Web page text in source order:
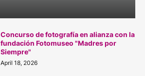
Concurso de fotografía en alianza con la
fundación Fotomuseo "Madres por
Siempre"
April 18, 2026